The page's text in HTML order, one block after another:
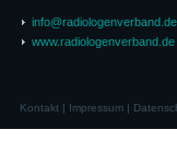
info@radiologenverband.de
www.radiologenverband.de
Kontakt| Impressum|